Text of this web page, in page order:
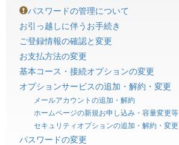
パスワードの管理について
お引っ越しに伴うお手続き
ご登録情報の確認と変更
お支払方法の変更
基本コース・接続オプションの変更
オプションサービスの追加・解約・変更
メールアカウントの追加・解約
ホームページの新規お申し込み・容量変更等
セキュリティオプションの追加・解約・変更
パスワードの変更